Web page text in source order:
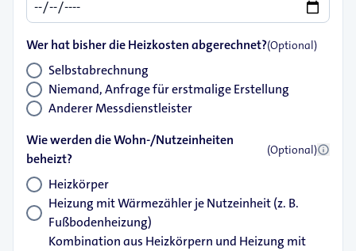
Wer hat bisher die Heizkosten abgerechnet?(Optional)
Selbstabrechnung
Niemand, Anfrage für erstmalige Erstellung
Anderer Messdienstleister
Wie werden die Wohn-/Nutzeinheiten
beheizt?
(Optional)info
Heizkörper
Heizung mit Wärmezähler je Nutzeinheit (z. B.
Fußbodenheizung)
Kombination aus Heizkörpern und Heizung mit